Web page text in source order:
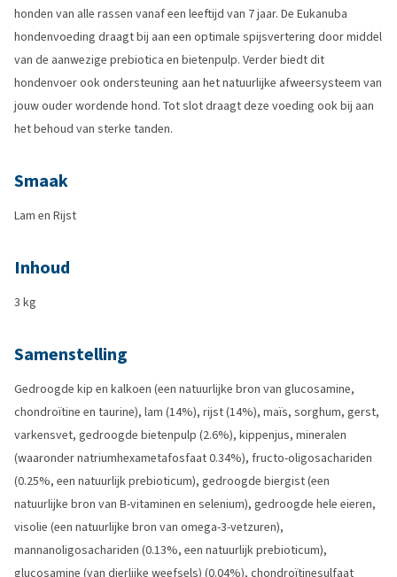
honden van alle rassen vanaf een leeftijd van 7 jaar. De Eukanuba
hondenvoeding draagt bij aan een optimale spijsvertering door middel
van de aanwezige prebiotica en bietenpulp. Verder biedt dit
hondenvoer ook ondersteuning aan het natuurlijke afweersysteem van
jouw ouder wordende hond. Tot slot draagt deze voeding ook bij aan
het behoud van sterke tanden.
Smaak
Lam en Rijst
Inhoud
3 kg
Samenstelling
Gedroogde kip en kalkoen (een natuurlijke bron van glucosamine,
chondroïtine en taurine), lam (14%), rijst (14%), maïs, sorghum, gerst,
varkensvet, gedroogde bietenpulp (2.6%), kippenjus, mineralen
(waaronder natriumhexametafosfaat 0.34%), fructo-oligosachariden
(0.25%, een natuurlijk prebioticum), gedroogde biergist (een
natuurlijke bron van B-vitaminen en selenium), gedroogde hele eieren,
visolie (een natuurlijke bron van omega-3-vetzuren),
mannanoligosachariden (0.13%, een natuurlijk prebioticum),
glucosamine (van dierlijke weefsels) (0.04%), chondroïtinesulfaat